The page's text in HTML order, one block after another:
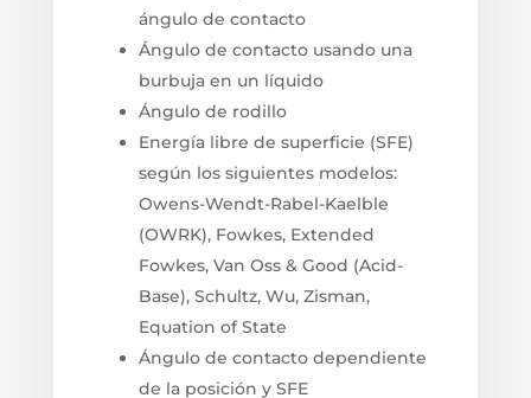
ángulo de contacto
Ángulo de contacto usando una
burbuja en un líquido
Ángulo de rodillo
Energía libre de superficie (SFE)
según los siguientes modelos:
Owens-Wendt-Rabel-Kaelble
(OWRK), Fowkes, Extended
Fowkes, Van Oss & Good (Acid-
Base), Schultz, Wu, Zisman,
Equation of State
Ángulo de contacto dependiente
de la posición y SFE